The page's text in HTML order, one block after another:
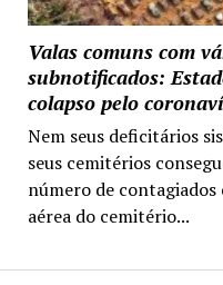
Valas comuns com
subnotificados:
colapso pelo
Nem seus deficitários
seus cemitérios
número de
aérea do cemitério...